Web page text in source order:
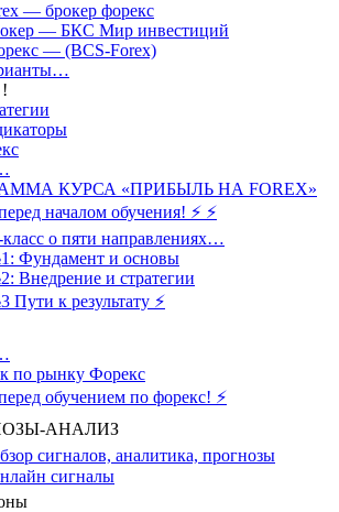
— брокер форекс
— БКС Мир инвестиций
— (BCS-Forex)
КУРСА «ПРИБЫЛЬ НА FOREX»
началом обучения! ⚡ ⚡
о пяти направлениях…
Фундамент и основы
Внедрение и стратегии
Пути к результату ⚡️
по рынку Форекс
обучением по форекс! ⚡
АНАЛИЗ
сигналов, аналитика, прогнозы
сигналы